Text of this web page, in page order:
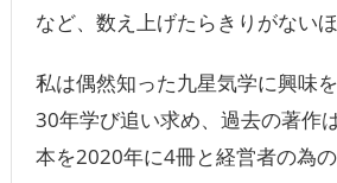
など、数え上げたらきりがないほ
私は偶然知った九星気学に興味
30年学び追い求め、過去の著作
本を2020年に4冊と経営者の為